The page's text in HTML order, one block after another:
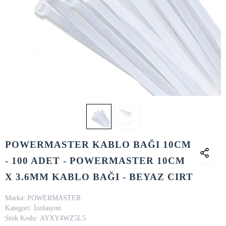
POWERMASTER KABLO BAĞI 10CM
- 100 ADET - POWERMASTER 10CM
X 3.6MM KABLO BAĞI - BEYAZ CIRT
Marka: POWERMASTER
Kategori: İzolasyon
Stok Kodu: AYXY4WZ5L5